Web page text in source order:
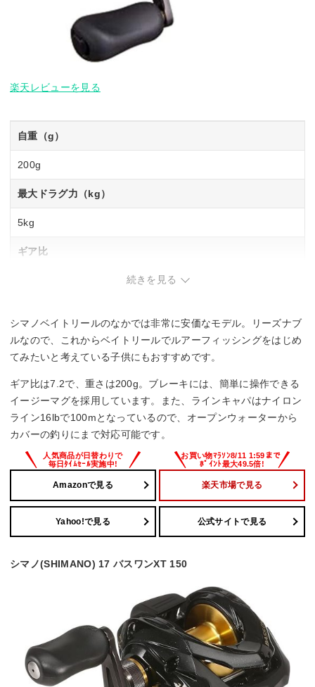
楽天レビューを見る
自重（g）
200g
最大ドラグ力（kg）
5kg
ギア比
77cm
12lb－130m、14lb－110m、16lb－100m
糸巻量PE（号－m）
－
続きを見る
シマノベイトリールのなかでは非常に安価なモデル。リーズナブ
ルなので、これからベイトリールでルアーフィッシングをはじめ
てみたいと考えている子供にもおすすめです。
ギア比は7.2で、重さは200g。ブレーキには、簡単に操作できる
イージーマグを採用しています。また、ラインキャパはナイロン
ライン16lbで100mとなっているので、オープンウォーターから
カバーの釣りにまで対応可能です。
Amazonで見る 楽天市場で見る
Yahoo!で見る 公式サイトで見る
シマノ(SHIMANO) 17 バスワンXT 150